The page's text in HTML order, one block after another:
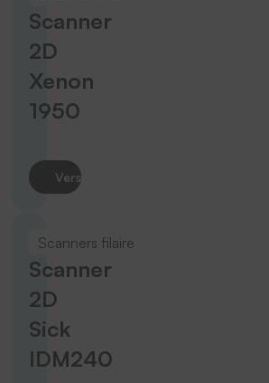
Scanner
2D
Xenon
1950
Vers le produit
Scanners filaire
Scanner
2D
Sick
IDM240